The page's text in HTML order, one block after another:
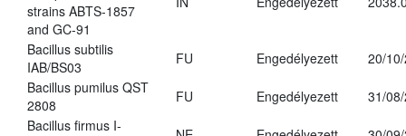
strains ABTS-1857
and GC-91
Bacillus subtilis
IAB/BS03
FU Engedélyezett
20/
Bacillus pumilus QST
2808
FU Engedélyezett
31/
Bacillus firmus I-